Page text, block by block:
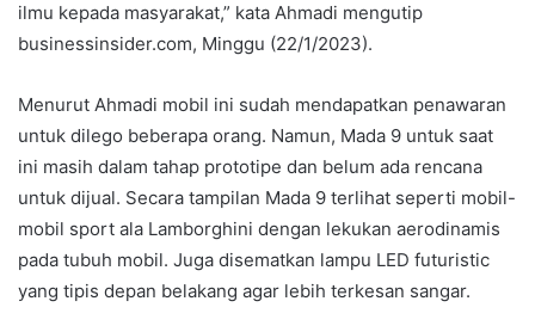
ilmu kepada masyarakat,” kata Ahmadi mengutip
businessinsider.com, Minggu (22/1/2023).
Menurut Ahmadi mobil ini sudah mendapatkan penawaran
untuk dilego beberapa orang. Namun, Mada 9 untuk saat
ini masih dalam tahap prototipe dan belum ada rencana
untuk dijual. Secara tampilan Mada 9 terlihat seperti mobil-
mobil sport ala Lamborghini dengan lekukan aerodinamis
pada tubuh mobil. Juga disematkan lampu LED futuristic
yang tipis depan belakang agar lebih terkesan sangar.